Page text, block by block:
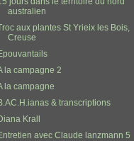
australien
aux plantes St Yrieix les Bois,
Creuse
la campagne 2
la campagne
& transcriptions
Krall
avec Claude lanzmann 5